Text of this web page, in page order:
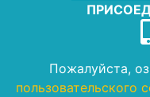
Пожалуйста,
пользовательского